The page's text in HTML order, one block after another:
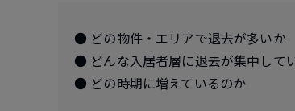
● どの物件・エリアで退去が多いか
● どんな入居者層に退去が集中して
● どの時期に増えているのか